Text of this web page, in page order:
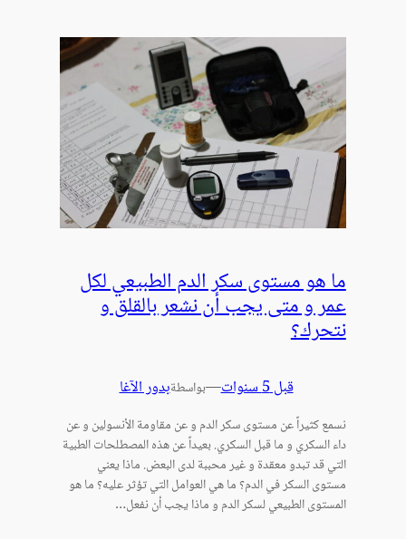
ما هو مستوى سكر الدم الطبيعي لكل
عمر و متى يجب أن نشعر بالقلق و
نتحرك؟
قبل 5 سنوات —بواسطةبدور الآغا
نسمع كثيراً عن مستوى سكر الدم و عن مقاومة الأنسولين و عن
داء السكري و ما قبل السكري. بعيداً عن هذه المصطلحات الطبية
التي قد تبدو معقدة و غير محببة لدى البعض. ماذا يعني
مستوى السكر في الدم؟ ما هي العوامل التي تؤثر عليه؟ ما هو
المستوى الطبيعي لسكر الدم و ماذا يجب أن نفعل…